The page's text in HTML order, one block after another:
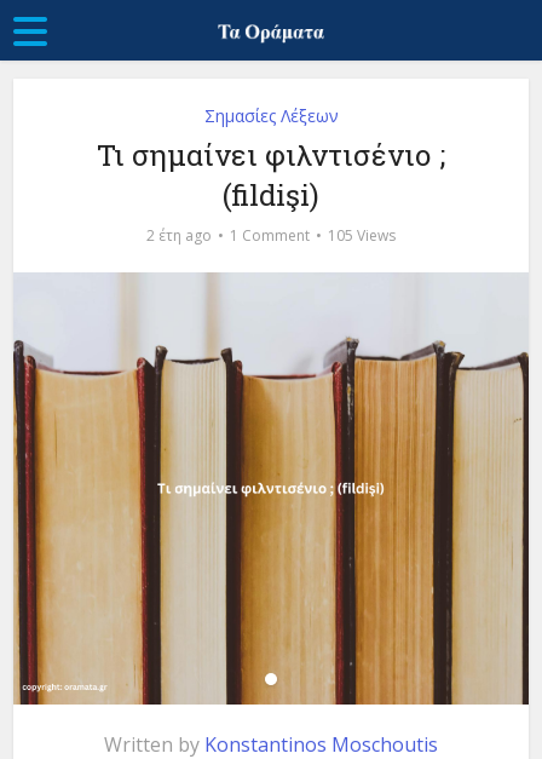
Σημασίες Λέξεων
Τι σημαίνει φιλντισένιο ;
(fildişi)
2 έτη ago 1 Comment 105 Views
Written by Konstantinos Moschoutis